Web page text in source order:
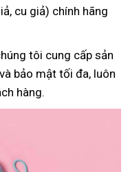
cu giả) chính hãng
tôi cung cấp sản
bảo mật tối đa, luôn
hàng.